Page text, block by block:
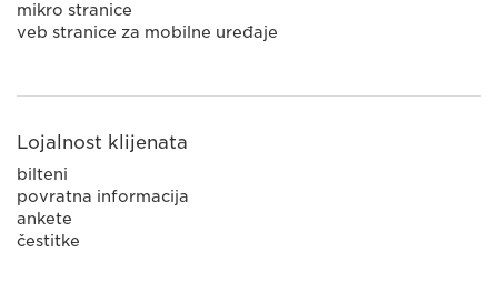
mikro stranice
veb stranice za mobilne uređaje
Lojalnost klijenata
bilteni
povratna informacija
ankete
čestitke